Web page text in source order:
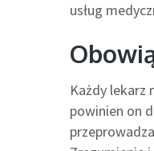
usług
Każdy lekarz
powinien on